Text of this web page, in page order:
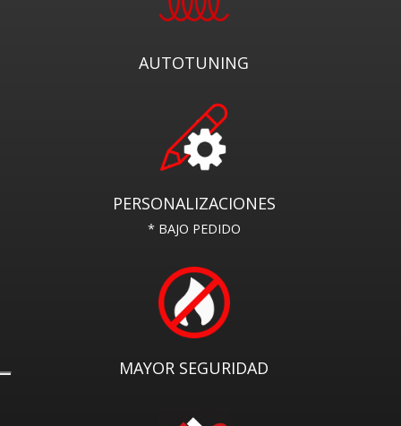
AUTOTUNING
PERSONALIZACIONES
* BAJO PEDIDO
MAYOR SEGURIDAD